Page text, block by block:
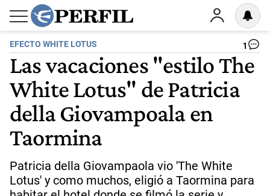
EFECTO WHITE LOTUS 1
Las vacaciones "estilo The
White Lotus" de Patricia
della Giovampoala en
Taormina
Patricia della Giovampaola vio 'The White
Lotus' y como muchos, eligió a Taormina para